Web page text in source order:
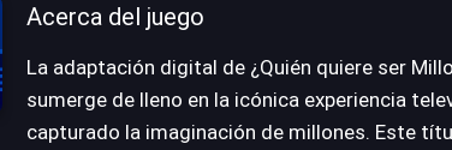
Acerca del juego
La adaptación digital de ¿Quién quiere ser
sumerge de lleno en la icónica experiencia
capturado la imaginación de millones. Este